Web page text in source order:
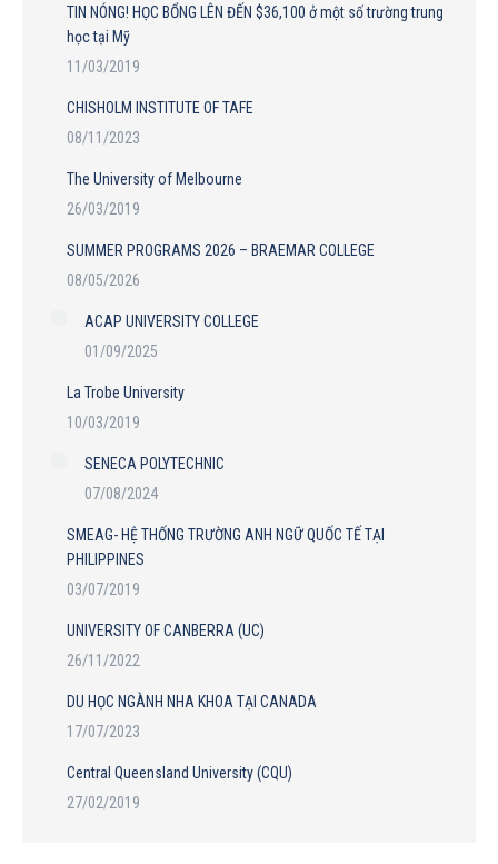
TIN NÓNG! HỌC BỔNG LÊN ĐẾN $36,100 ở một số trường trung
học tại Mỹ
11/03/2019
CHISHOLM INSTITUTE OF TAFE
08/11/2023
The University of Melbourne
26/03/2019
SUMMER PROGRAMS 2026 – BRAEMAR COLLEGE
08/05/2026
ACAP UNIVERSITY COLLEGE
01/09/2025
La Trobe University
10/03/2019
SENECA POLYTECHNIC
07/08/2024
SMEAG- HỆ THỐNG TRƯỜNG ANH NGỮ QUỐC TẾ TẠI
PHILIPPINES
03/07/2019
UNIVERSITY OF CANBERRA (UC)
26/11/2022
DU HỌC NGÀNH NHA KHOA TẠI CANADA
17/07/2023
Central Queensland University (CQU)
27/02/2019